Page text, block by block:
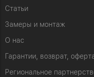
Статьи
Замеры и монтаж
О нас
Гарантии, возврат,
Региональное